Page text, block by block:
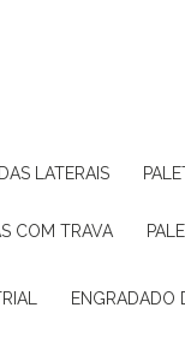
LATERAIS
COM TRAVA